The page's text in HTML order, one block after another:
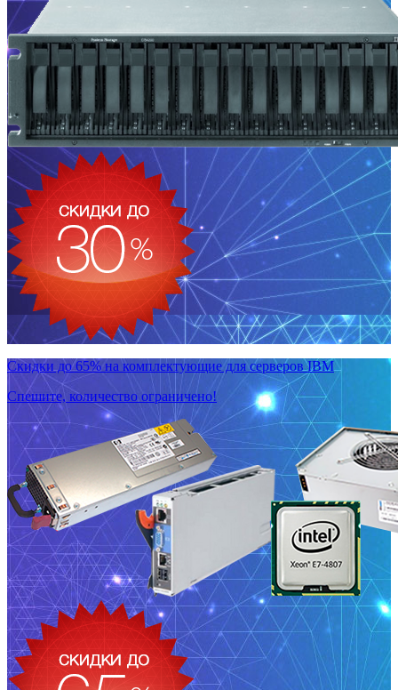
Скидки до 65% на комплектующие для серверов IBM
Спешите, количество ограничено!